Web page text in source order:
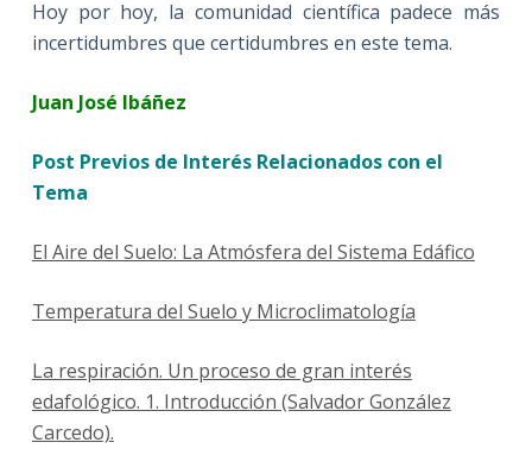
Hoy por hoy, la comunidad científica padece más
incertidumbres que certidumbres en este tema.
Juan José Ibáñez
Post Previos de Interés Relacionados con el
Tema
El Aire del Suelo: La Atmósfera del Sistema Edáfico
Temperatura del Suelo y Microclimatología
La respiración. Un proceso de gran interés
edafológico. 1. Introducción (Salvador González
Carcedo).